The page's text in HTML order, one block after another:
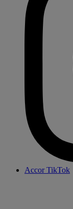
Accor TikTok